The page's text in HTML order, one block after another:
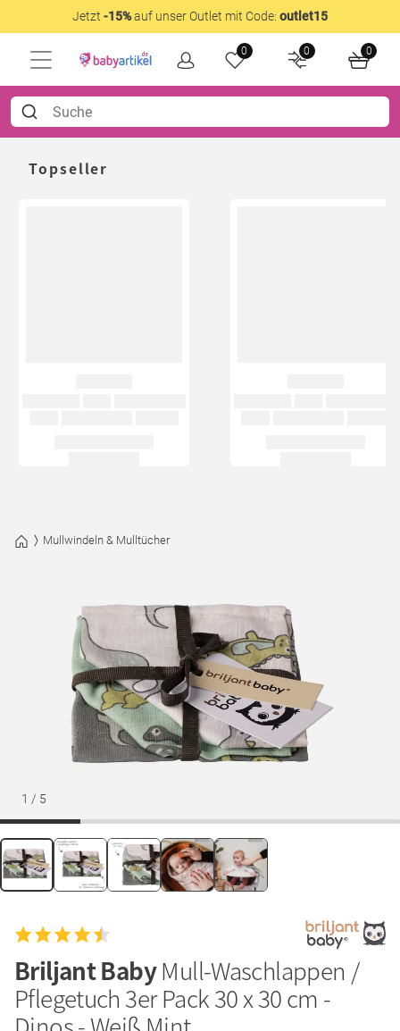
Jetzt -15%auf unser Outlet mit Code: outlet15
0 0 0
Topseller
Mullwindeln & Mulltücher
1 / 5
Briljant BabyMull-Waschlappen /
Pflegetuch 3er Pack 30 x 30 cm -